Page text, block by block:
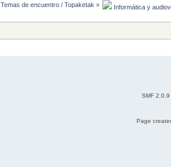
Temas de encuentro / Topaketak » Informática y
SMF 2.0.9
Page